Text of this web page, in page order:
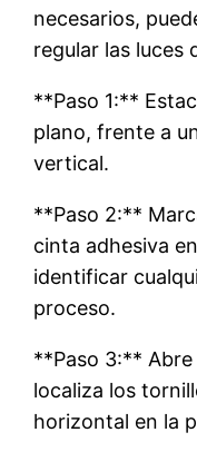
necesarios,
regular las luces
**Paso 1:**
plano, frente a
vertical.
**Paso 2:**
cinta adhesiva
identificar
proceso.
**Paso 3:**
localiza los
horizontal en la